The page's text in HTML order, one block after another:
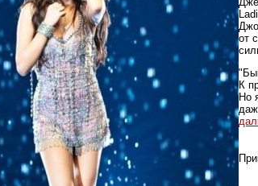
от
К
Но